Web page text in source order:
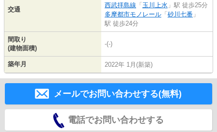
交通
西武拝島線 「 玉川上水 」駅 徒歩25分
多摩都市モノレール 「 砂川七番 」
駅 徒歩24分
間取り
(建物面積)
-(-)
築年月 2022年 1月(新築)
メールでお問い合わせする(無料)
電話でお問い合わせする